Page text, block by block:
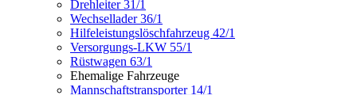
Drehleiter 31/1
Wechsellader 36/1
Hilfeleistungslöschfahrzeug 42/1
Versorgungs-LKW 55/1
Rüstwagen 63/1
Ehemalige Fahrzeuge
Mannschaftstransporter 14/1